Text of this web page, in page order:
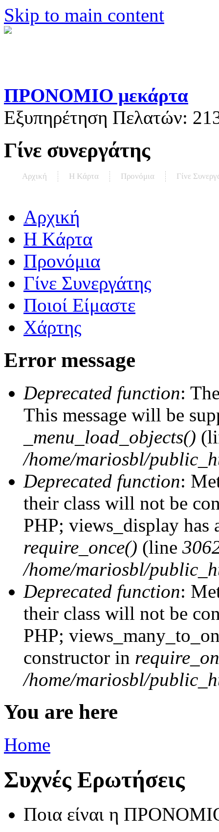
Skip to main content
ΠΡΟΝΟΜΙΟ μεκάρτα
Εξυπηρέτηση Πελατών:
Γίνε συνεργάτης
Αρχική Η Kάρτα Προνόμια Γίνε
Αρχική
Η Kάρτα
Προνόμια
Γίνε Συνεργάτης
Ποιοί Είμαστε
Χάρτης
Error message
Deprecated function:
This message will be
_menu_load_objects()
/home/mariosbl/
Deprecated function:
their class will not be
PHP; views_display has
require_once() (line
/home/mariosbl/
Deprecated function:
their class will not be
PHP;
constructor in
/home/mariosbl/
You are here
Home
Συχνές Ερωτήσεις
Ποια είναι η